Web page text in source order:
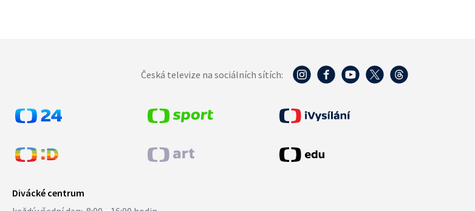
Česká televize na sociálních sítích: